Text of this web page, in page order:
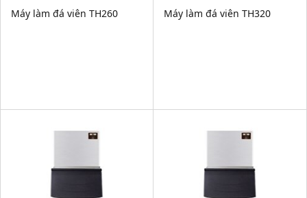
Máy làm đá viên TH260 Máy làm đá viên TH320